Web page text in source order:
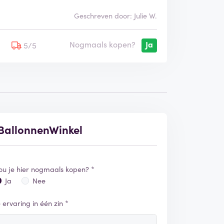
Geschreven door: Julie W.
5/5 Nogmaals kopen? Ja
je hier nogmaals kopen? *
Ja
Nee
ervaring in één zin *